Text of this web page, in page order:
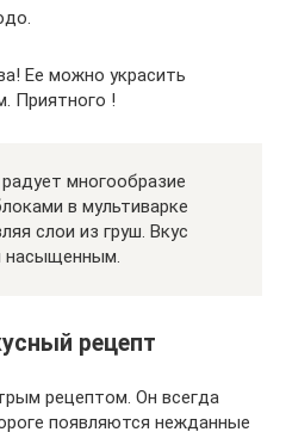
Ее можно украсить
Приятного !
многообразие
в мультиварке
слои из груш. Вкус
насыщенным.
рецепт
рецептом. Он всегда
появляются нежданные